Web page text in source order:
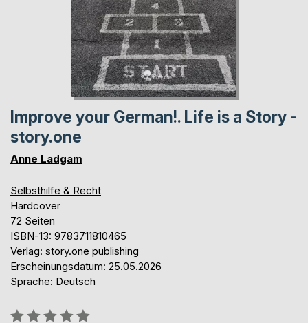
Improve your German!. Life is a Story -
story.one
Anne Ladgam
Selbsthilfe & Recht
Hardcover
72 Seiten
ISBN-13: 9783711810465
Verlag: story.one publishing
Erscheinungsdatum: 25.05.2026
Sprache: Deutsch
Bewertung::